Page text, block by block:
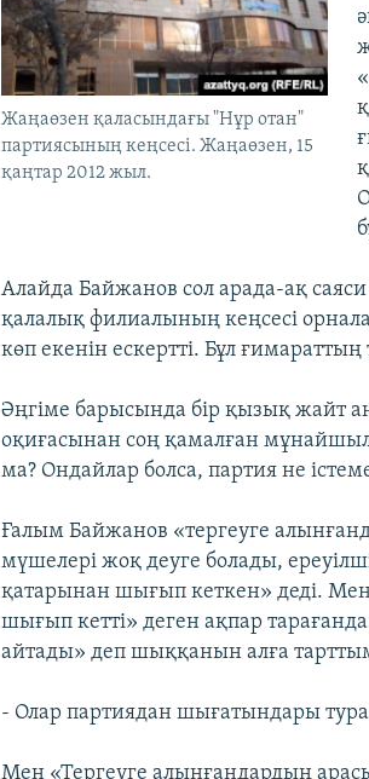
Жаңаөзен қаласындағы "Нұр отан"
партиясының кеңсесі. Жаңаөзен, 15
қаңтар 2012 жыл.
Алайда Байжанов сол арада-ақ
қалалық филиалының кеңсесі
көп екенін ескертті. Бұл
Әңгіме барысында бір қызық жайт
оқиғасынан соң қамалған
ма? Ондайлар болса, партия не
Ғалым Байжанов «тергеуге
мүшелері жоқ деуге болады,
қатарынан шығып кеткен» деді.
шығып кетті» деген ақпар
айтады» деп шыққанын алға
- Олар партиядан шығатындары
Мен «Тергеуге алынғандардың